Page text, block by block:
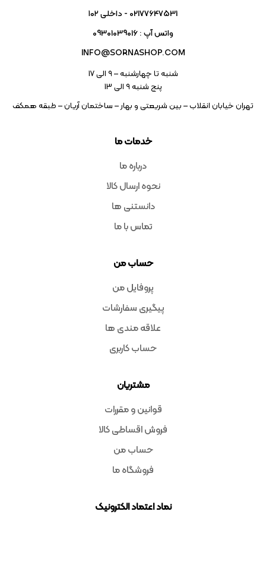
خدمات ما
درباره ما
نحوه ارسال کالا
دانستنی ها
تماس با ما
حساب من
پروفایل من
پیگیری سفارشات
علاقه مندی ها
حساب کاربری
مشتریان
قوانین و مقررات
فروش اقساطی کالا
حساب من
فروشگاه ما
نماد اعتماد الکترونیک
02177647531 - داخلی ۱۰۲
واتس آپ : 09301039016
INFO@SORNASHOP.COM
شنبه تا چهارشنبه – ۹ الی 17
پنج شنبه ۹ الی 13
تهران خیابان انقلاب – بین شریعتی و بهار – ساختمان آریان – طبقه همکف